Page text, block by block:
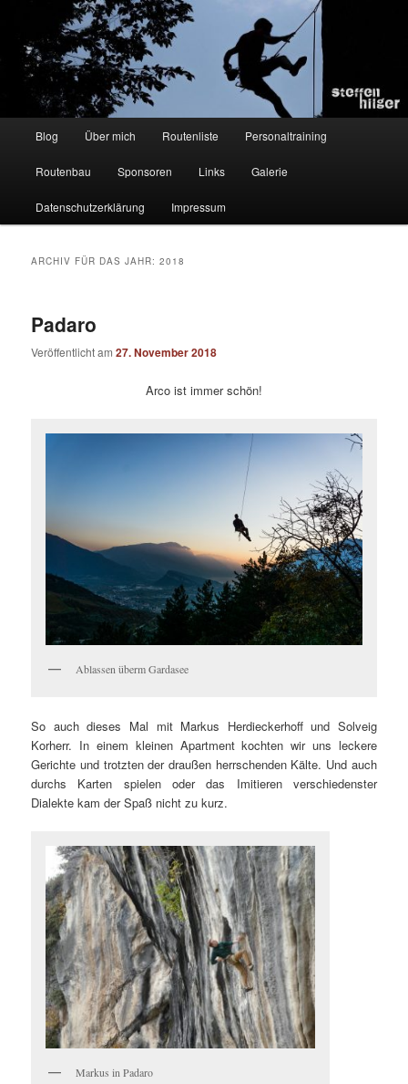
wechseln
sekundären
Inhalt
wechselnSteffen Hilger
Kletterer – Routenbauer – Trainer
Blog Über mich Routenliste Personaltraining
Routenbau Sponsoren Links Galerie
Datenschutzerklärung Impressum
ARCHIV FÜR DAS JAHR:2018
Padaro
Veröffentlicht am27. November 2018
Arco ist immer schön!
Ablassen überm Gardasee
So auch dieses Mal mit Markus Herdieckerhoff und Solveig
Korherr. In einem kleinen Apartment kochten wir uns leckere
Gerichte und trotzten der draußen herrschenden Kälte. Und auch
durchs Karten spielen oder das Imitieren verschiedenster
Dialekte kam der Spaß nicht zu kurz.
Markus in Padaro